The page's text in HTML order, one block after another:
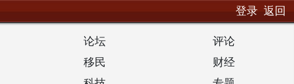
登录 返回
论坛
评论
移民
财经